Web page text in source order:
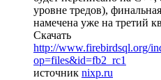
уровне тредов),
намечена уже на третий
Скачать
http://www.firebirdsql.org/
op=files&id=fb2_rc1
источник nixp.ru